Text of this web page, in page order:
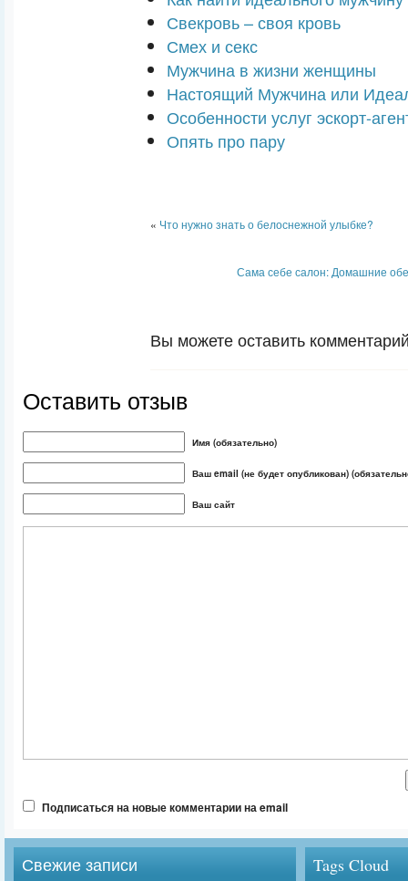
Свекровь – своя кровь
Смех и секс
Мужчина в жизни женщины
Настоящий Мужчина или
Особенности услуг эскорт-
Опять про пару
« Что нужно знать о белоснежной улыбке?
Сама себе салон: Домашние
Вы можете оставить
Оставить отзыв
Имя (обязательно)
Ваш email (не будет опубликован)
Ваш сайт
Подписаться на новые комментарии на email
Свежие записи Tags Cloud